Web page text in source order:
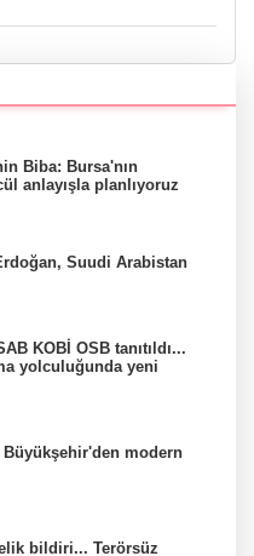
Biba: Bursa'nın
anlayışla planlıyoruz
Suudi Arabistan
KOBİ OSB tanıtıldı...
yolculuğunda yeni
Büyükşehir'den modern
bildiri... Terörsüz